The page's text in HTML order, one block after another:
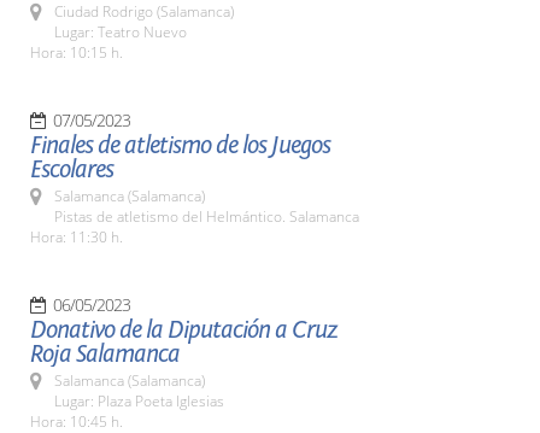
Ciudad Rodrigo (Salamanca)
Lugar: Teatro Nuevo
Hora: 10:15 h.
07/05/2023
Finales de atletismo de los Juegos
Escolares
Salamanca (Salamanca)
Pistas de atletismo del Helmántico. Salamanca
Hora: 11:30 h.
06/05/2023
Donativo de la Diputación a Cruz
Roja Salamanca
Salamanca (Salamanca)
Lugar: Plaza Poeta Iglesias
Hora: 10:45 h.